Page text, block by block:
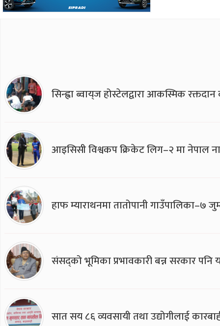
सिन्ह्वा ब्वाय्‌ज होस्टेलद्वारा आकस्मिक
आइसिसी विश्वकप क्रिकेट लिग–२ मा नेपाल
हाफ म्याराथनमा तातोपानी गाउँपालिका–७
संसद्को भूमिका प्रभावकारी बन्न सरकार पनि
सात सय ८६ व्यवसायी तथा उद्योगीलाई